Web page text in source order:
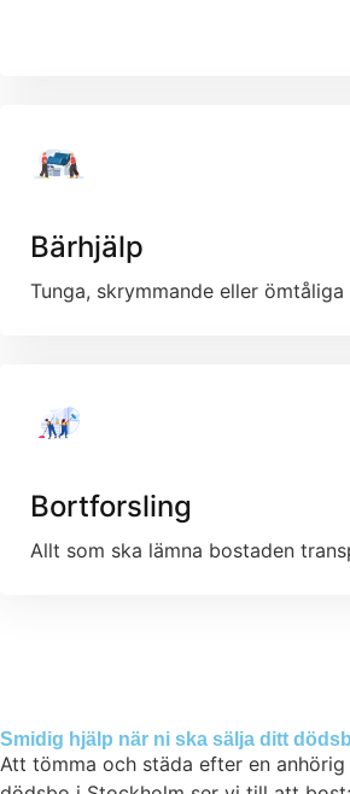
Bärhjälp
Tunga, skrymmande eller
Bortforsling
Allt som ska lämna bostaden
Smidig hjälp när ni ska sälja ditt
Att tömma och städa efter en